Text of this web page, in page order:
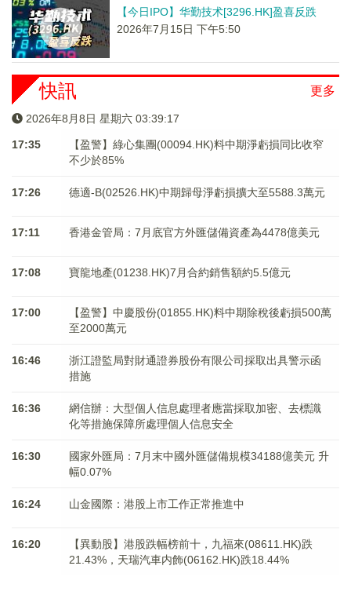
【今日IPO】华勤技术[3296.HK]盈喜反跌
2026年7月15日 下午5:50
更多
快訊
2026年8月8日 星期六 03:39:17
17:35
【盈警】綠心集團(00094.HK)料中期淨虧損同比收窄
不少於85%
17:26 德適-B(02526.HK)中期歸母淨虧損擴大至5588.3萬元
17:11 香港金管局：7月底官方外匯儲備資產為4478億美元
17:08 寶龍地產(01238.HK)7月合約銷售額約5.5億元
17:00
【盈警】中慶股份(01855.HK)料中期除稅後虧損500萬
至2000萬元
16:46
浙江證監局對財通證券股份有限公司採取出具警示函
措施
16:36
網信辦：大型個人信息處理者應當採取加密、去標識
化等措施保障所處理個人信息安全
16:30
國家外匯局：7月末中國外匯儲備規模34188億美元 升
幅0.07%
16:24 山金國際：港股上市工作正常推進中
16:20
【異動股】港股跌幅榜前十，九福來(08611.HK)跌
21.43%，天瑞汽車内飾(06162.HK)跌18.44%